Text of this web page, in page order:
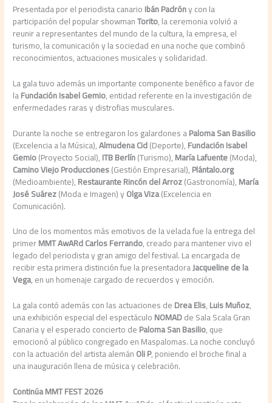
Presentada por el periodista canarioIbán Padróny con la
participación del popular showmanTorito, la ceremonia volvió a
reunir a representantes del mundo de la cultura, la empresa, el
turismo, la comunicación y la sociedad en una noche que combinó
reconocimientos, actuaciones musicales y solidaridad.
La gala tuvo además un importante componente benéfico a favor de
laFundación Isabel Gemio, entidad referente en la investigación de
enfermedades raras y distrofias musculares.
Durante la noche se entregaron los galardones aPaloma San Basilio
(Excelencia a la Música),Almudena Cid(Deporte),Fundación Isabel
Gemio(Proyecto Social),ITB Berlín(Turismo),María Lafuente(Moda),
Camino Viejo Producciones(Gestión Empresarial),Plántalo.org
(Medioambiente),Restaurante Rincón del Arroz(Gastronomía),María
José Suárez(Moda e Imagen) yOlga Viza(Excelencia en
Comunicación).
Uno de los momentos más emotivos de la velada fue la entrega del
primerMMT AwARd Carlos Ferrando, creado para mantener vivo el
legado del periodista y gran amigo del festival. La encargada de
recibir esta primera distinción fue la presentadoraJacqueline de la
Vega, en un homenaje cargado de recuerdos y emoción.
La gala contó además con las actuaciones deDrea Elis,Luis Muñoz,
una exhibición especial del espectáculoNOMADde Sala Scala Gran
Canaria y el esperado concierto dePaloma San Basilio, que
emocionó al público congregado en Maspalomas. La noche concluyó
con la actuación del artista alemánOli P, poniendo el broche final a
una inauguración llena de música y celebración.
Continúa MMT FEST 2026